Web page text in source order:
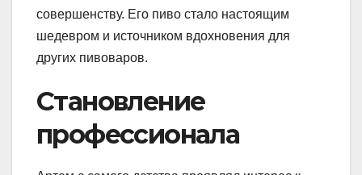
совершенству. Его пиво стало настоящим
шедевром и источником вдохновения для
других пивоваров.
Становление
профессионала